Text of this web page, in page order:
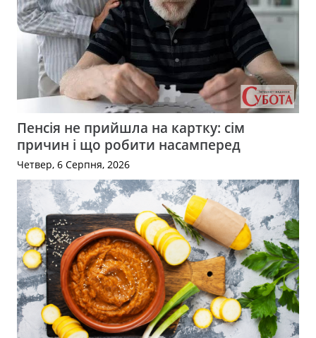
Пенсія не прийшла на картку: сім
причин і що робити насамперед
Четвер, 6 Серпня, 2026